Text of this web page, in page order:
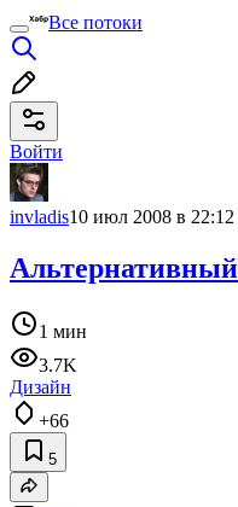
Все потоки
Войти
invladis10 июл 2008 в 22:12
1 мин
3.7K
Дизайн
+66
5